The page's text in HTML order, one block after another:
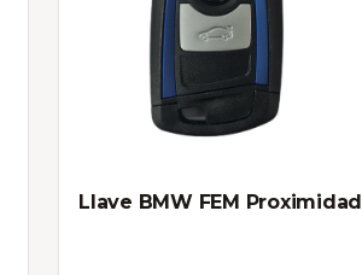
Llave BMW FEM Proximidad